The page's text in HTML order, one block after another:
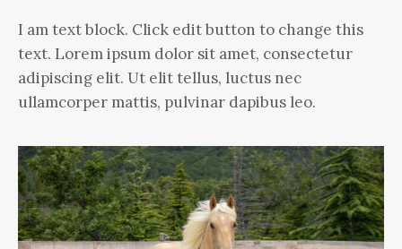
I am text block. Click edit button to change this
text. Lorem ipsum dolor sit amet, consectetur
adipiscing elit. Ut elit tellus, luctus nec
ullamcorper mattis, pulvinar dapibus leo.